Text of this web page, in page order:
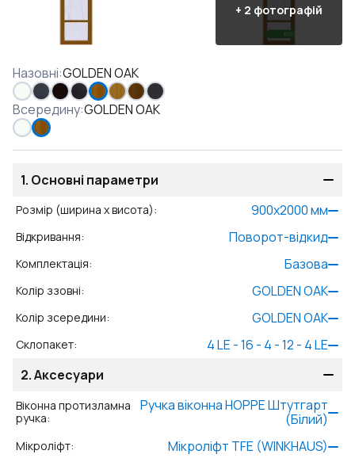
+ 2 фотографій
Назовні:GOLDEN OAK
Всередину:GOLDEN OAK
1. Основні параметри
Розмір (ширина x висота): 900x2000мм
Відкривання: Поворот-відкид
Комплектація: Базова
Колір ззовні: GOLDEN OAK
Колір зсередини: GOLDEN OAK
Склопакет:
4 LE - 16 - 4 - 12 - 4 LE
2.Аксесуари
Віконна протизламна
ручка:
Ручка віконна HOPPE Штутгарт
(Білий)
Мікроліфт: Мікроліфт TFE (WINKHAUS)